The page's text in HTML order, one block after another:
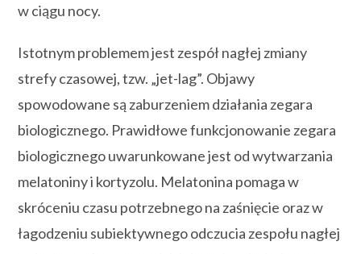
w ciągu nocy.
Istotnym problemem jest zespół nagłej zmiany
strefy czasowej, tzw. „jet-lag”. Objawy
spowodowane są zaburzeniem działania zegara
biologicznego. Prawidłowe funkcjonowanie zegara
biologicznego uwarunkowane jest od wytwarzania
melatoniny i kortyzolu. Melatonina pomaga w
skróceniu czasu potrzebnego na zaśnięcie oraz w
łagodzeniu subiektywnego odczucia zespołu nagłej